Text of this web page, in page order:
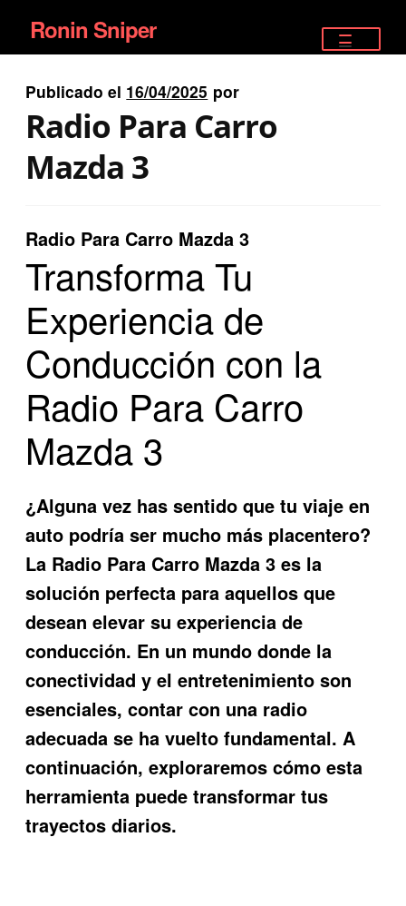
Ir
a
la
navegación
Ir
al
contenido
Ronin Sniper
EQUIPAMIENTO ÉLITE
PISTOLAS
SATELITALES
Publicado el 16/04/2025 por
Radio Para Carro
Mazda 3
Radio Para Carro Mazda 3
Transforma Tu
Experiencia de
Conducción con la
Radio Para Carro
Mazda 3
¿Alguna vez has sentido que tu viaje en
auto podría ser mucho más placentero?
La Radio Para Carro Mazda 3 es la
solución perfecta para aquellos que
desean elevar su experiencia de
conducción. En un mundo donde la
conectividad y el entretenimiento son
esenciales, contar con una radio
adecuada se ha vuelto fundamental. A
continuación, exploraremos cómo esta
herramienta puede transformar tus
trayectos diarios.